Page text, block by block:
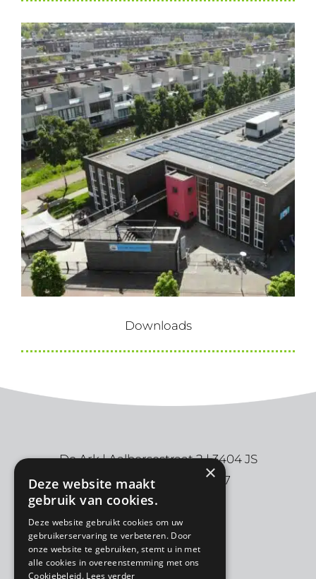
Downloads
De Ark | Aalbersestraat 2 | 3404 JS
IJsselstein | 030-6880997
×
Deze website maakt
gebruik van cookies.
Deze website gebruikt cookies om uw
gebruikerservaring te verbeteren. Door
onze website te gebruiken, stemt u in met
alle cookies in overeenstemming met ons
Cookiebeleid. Lees verder